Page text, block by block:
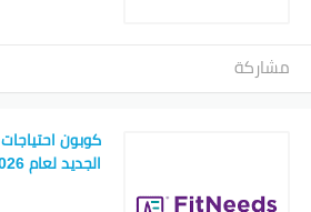
مشاركة
كوبون
الجديد لعام 2026